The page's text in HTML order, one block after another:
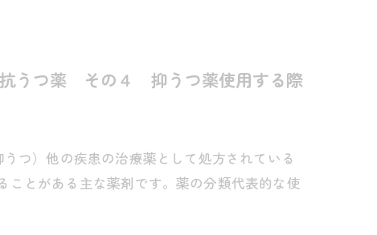
うつ薬 その４ 抑うつ薬使用する際
つ）他の疾患の治療薬として処方されている
ことがある主な薬剤です。薬の分類代表的な使